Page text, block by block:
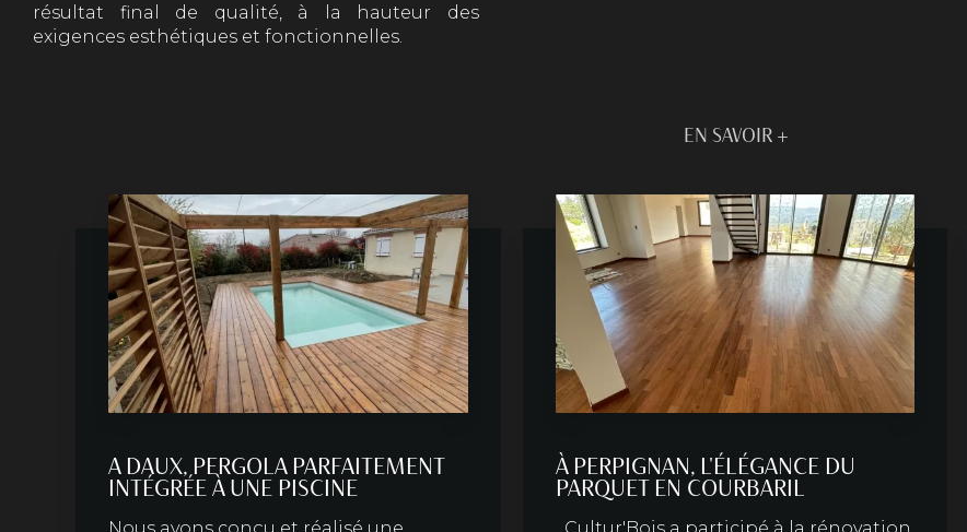
résultat final de qualité, à la hauteur des
exigences esthétiques et fonctionnelles.
EN SAVOIR +
A DAUX, PERGOLA PARFAITEMENT
INTÉGRÉE À UNE PISCINE
Nous avons conçu et réalisé une
À PERPIGNAN, L'ÉLÉGANCE DU
PARQUET EN COURBARIL
Cultur'Bois a participé à la rénovation